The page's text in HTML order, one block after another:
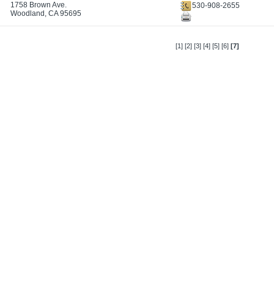
1758 Brown Ave.
Woodland, CA 95695
530-908-2655
[1] [2] [3] [4] [5] [6] [7]